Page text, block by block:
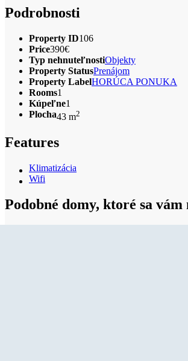
Podrobnosti
Property ID106
Price390€
Typ nehnuteľnostiObjekty
Property StatusPrenájom
Property LabelHORÚCA PONUKA
Rooms1
Kúpeľne1
Plocha43 m2
Features
Klimatizácia
Wifi
Podobné domy, ktoré sa